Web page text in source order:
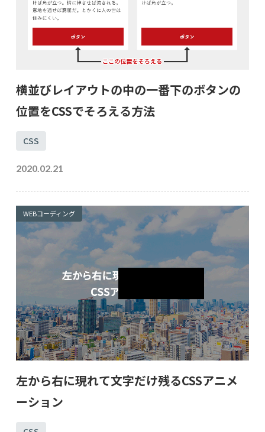
横並びレイアウトの中の一番下のボタンの
位置をCSSでそろえる方法
CSS
2020.02.21
WEBコーディング
左から右に現れて文字だけ残るCSSアニメ
ーション